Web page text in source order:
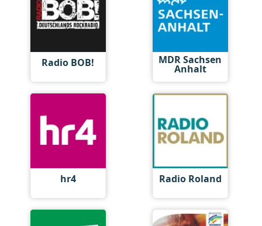
Radio BOB! MDR Sachsen
Anhalt
hr4 Radio Roland